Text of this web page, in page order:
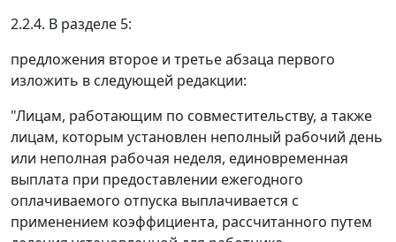
2.2.4. В разделе 5:
предложения второе и третье абзаца первого
изложить в следующей редакции:
"Лицам, работающим по совместительству, а также
лицам, которым установлен неполный рабочий день
или неполная рабочая неделя, единовременная
выплата при предоставлении ежегодного
оплачиваемого отпуска выплачивается с
применением коэффициента, рассчитанного путем